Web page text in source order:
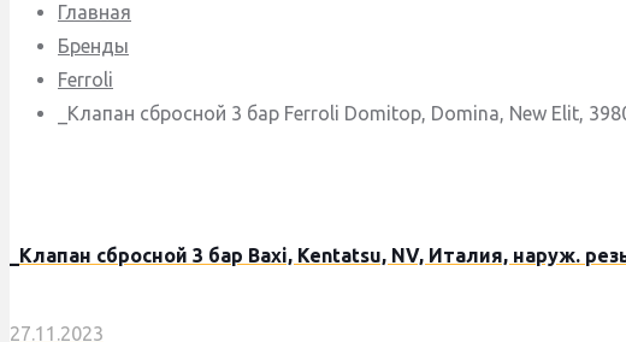
Главная
Бренды
Ferroli
_Клапан сбросной 3 бар Ferroli Domitop, Domina, New Elit,
_Клапан сбросной 3 бар Baxi, Kentatsu, NV, Италия, наруж.
27.11.2023